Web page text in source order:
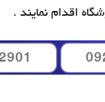
اقدام نمایند .